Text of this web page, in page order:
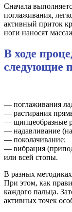
Сначала
поглаживания,
активный приток
ноги наносят
В ходе
следующие
— поглаживания
— растирания
— щипцеобразные
— надавливание
— поколачивание;
— вибрация
или всей стопы.
В разных методиках
При этом, как
каждого пальца.
активных точек